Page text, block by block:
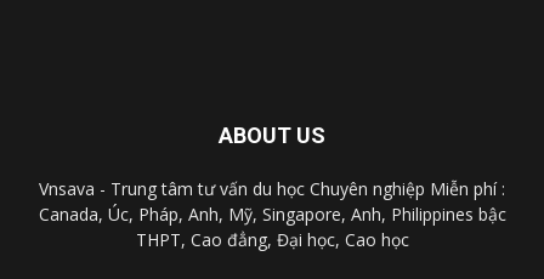
ABOUT US
Vnsava - Trung tâm tư vấn du học Chuyên nghiệp Miễn phí :
Canada, Úc, Pháp, Anh, Mỹ, Singapore, Anh, Philippines bậc
THPT, Cao đẳng, Đại học, Cao học